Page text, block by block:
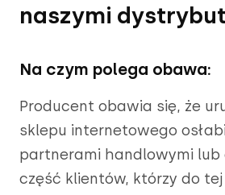
naszymi
Na czym polega obawa:
Producent obawia się, że
sklepu internetowego
partnerami handlowymi lub
część klientów, którzy do